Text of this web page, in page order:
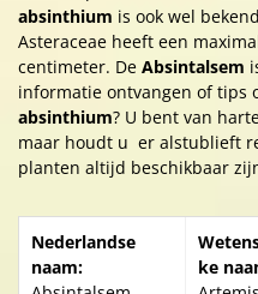
absinthium is ook wel
Asteraceae heeft een
centimeter. De Absintalsem
informatie ontvangen of tips
absinthium? U bent van
maar houdt u er alstublieft
planten altijd beschikbaar
Nederlandse
naam:
ke